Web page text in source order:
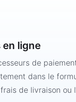
ligne
de
dans le
de livraison ou